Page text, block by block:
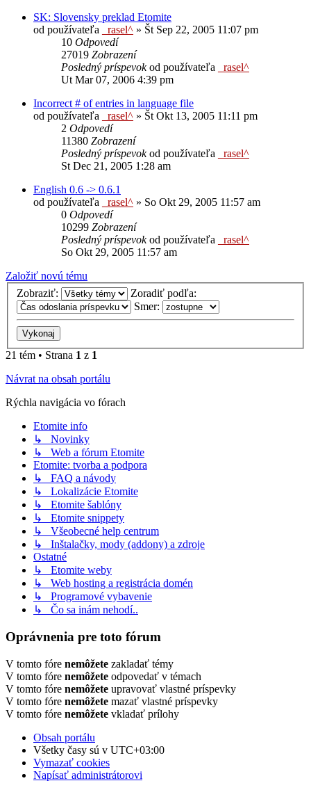
SK: Slovensky preklad Etomite
od používateľa
_rasel^ » Št Sep 22, 2005 11:07 pm
10 Odpovedí
27019 Zobrazení
Posledný príspevokod používateľa
_rasel^
Ut Mar 07, 2006 4:39 pm
Incorrect # of entries in language file
od používateľa
_rasel^ » Št Okt 13, 2005 11:11 pm
2 Odpovedí
11380 Zobrazení
Posledný príspevokod používateľa
_rasel^
St Dec 21, 2005 1:28 am
English 0.6 -> 0.6.1
od používateľa
_rasel^ » So Okt 29, 2005 11:57 am
0 Odpovedí
10299 Zobrazení
Posledný príspevokod používateľa
_rasel^
So Okt 29, 2005 11:57 am
Založiť novú tému
Zobraziť:
Zoradiť podľa:
Smer:
21 tém • Strana 1 z 1
Návrat na obsah portálu
Rýchla navigácia vo fórach
Etomite info
↳ Novinky
↳ Web a fórum Etomite
Etomite: tvorba a podpora
↳ FAQ a návody
↳ Lokalizácie Etomite
↳ Etomite šablóny
↳ Etomite snippety
↳ Všeobecné help centrum
↳ Inštalačky, mody (addony) a zdroje
Ostatné
↳ Etomite weby
↳ Web hosting a registrácia domén
↳ Programové vybavenie
↳ Čo sa inám nehodí..
Oprávnenia pre toto fórum
V tomto fóre nemôžete zakladať témy
V tomto fóre nemôžete odpovedať v témach
V tomto fóre nemôžete upravovať vlastné príspevky
V tomto fóre nemôžete mazať vlastné príspevky
V tomto fóre nemôžete vkladať prílohy
Obsah portálu
Všetky časy sú v UTC+03:00
Vymazať cookies
Napísať administrátorovi